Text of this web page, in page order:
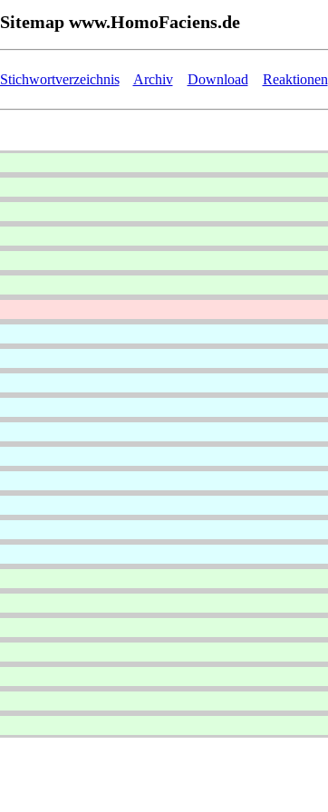
Sitemap www.HomoFaciens.de
Stichwortverzeichnis Archiv Download Reaktionen